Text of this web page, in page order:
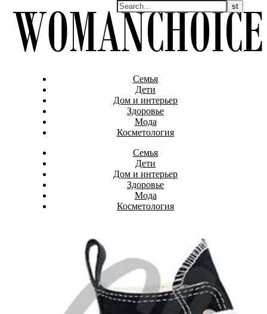
Семья
Дети
Дом и интерьер
Здоровье
Мода
Косметология
Семья
Дети
Дом и интерьер
Здоровье
Мода
Косметология